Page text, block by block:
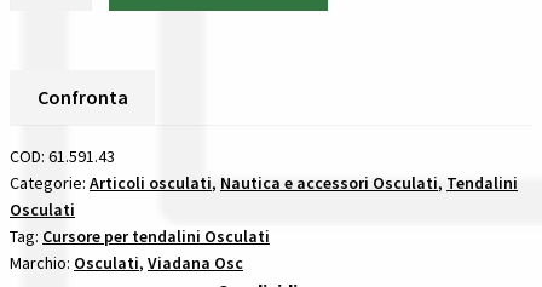
Riepilogo ordine
Spedizioni in europa
accessori
per
tendalini
in
acciaio
Confronta
COD: 61.591.43
Categorie: Articoli osculati, Nautica e accessori Osculati, Tendalini
Osculati
Tag: Cursore per tendalini Osculati
Marchio: Osculati, Viadana Osc